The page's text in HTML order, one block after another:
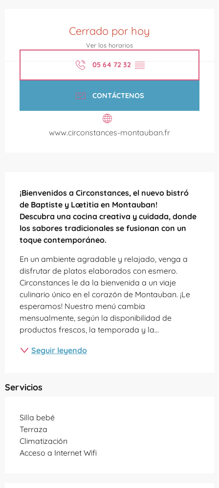
Cerrado por hoy
Ver los horarios
05 64 72 32 ▒▒
CONTÁCTENOS
www.circonstances-montauban.fr
¡Bienvenidos a Circonstances, el nuevo bistró
de Baptiste y Lœtitia en Montauban!
Descubra una cocina creativa y cuidada, donde
los sabores tradicionales se fusionan con un
toque contemporáneo.
En un ambiente agradable y relajado, venga a
disfrutar de platos elaborados con esmero.
Circonstances le da la bienvenida a un viaje
culinario único en el corazón de Montauban. ¡Le
esperamos! Nuestro menú cambia
mensualmente, según la disponibilidad de
productos frescos, la temporada y la...
Seguir leyendo
Servicios
Silla bebé
Terraza
Climatización
Acceso a Internet Wifi